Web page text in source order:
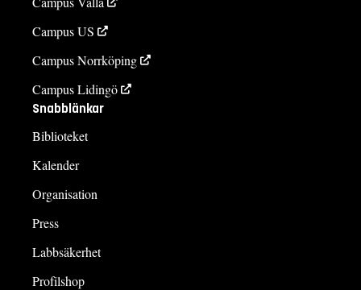
Campus US
Campus Norrköping
Campus Lidingö
Snabblänkar
Biblioteket
Kalender
Organisation
Press
Labbsäkerhet
Profilshop